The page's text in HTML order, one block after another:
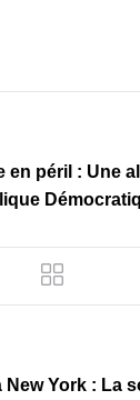
en péril : Une
New York : La